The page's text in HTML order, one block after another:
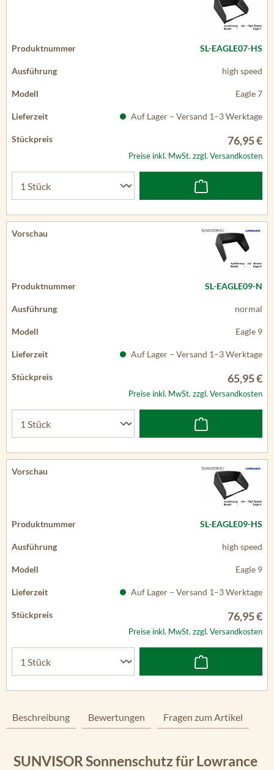
SL-EAGLE07-HS
high speed
Eagle 7
Auf Lager – Versand 1–3 Werktage
76,95 €
Preise inkl. MwSt. zzgl. Versandkosten
SL-EAGLE09-N
normal
Eagle 9
Auf Lager – Versand 1–3 Werktage
65,95 €
Preise inkl. MwSt. zzgl. Versandkosten
SL-EAGLE09-HS
high speed
Eagle 9
Auf Lager – Versand 1–3 Werktage
76,95 €
Preise inkl. MwSt. zzgl. Versandkosten
Beschreibung Bewertungen Fragen zum Artikel
SUNVISOR Sonnenschutz für Lowrance